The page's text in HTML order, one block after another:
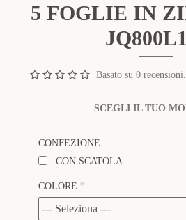
5 FOGLIE IN
Basato su 0 recensioni.
SCEGLI IL TUO
CONFEZIONE
CON SCATOLA
COLORE